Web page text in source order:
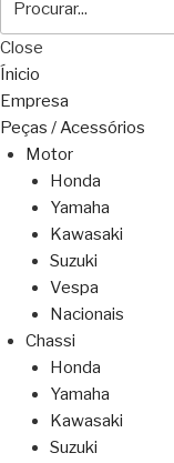
Close
Ínicio
Empresa
Peças / Acessórios
Motor
Honda
Yamaha
Kawasaki
Suzuki
Vespa
Nacionais
Chassi
Honda
Yamaha
Kawasaki
Suzuki